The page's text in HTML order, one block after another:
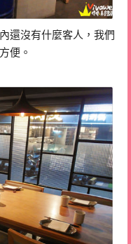
還沒有什麼客人，我們
便。